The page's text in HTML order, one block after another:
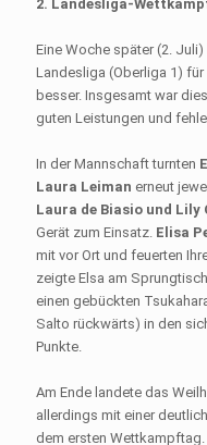
2. Landesliga-
Eine Woche später (2.
Landesliga (Oberliga 1)
besser. Insgesamt war
guten Leistungen und
In der Mannschaft turnten
Laura Leiman erneut
Laura de Biasio und Lily
Gerät zum Einsatz. Elisa
mit vor Ort und feuerten
zeigte Elsa am
einen gebückten
Salto rückwärts) in den
Punkte.
Am Ende landete das
allerdings mit einer
dem ersten